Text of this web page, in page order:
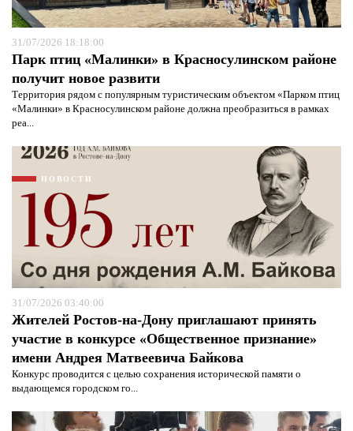
31/07/2026 18:18:00
Парк птиц «Малинки» в Красносулинском районе
получит новое развити
Территория рядом с популярным туристическим объектом «Парком птиц
«Малинки» в Красносулинском районе должна преобразиться в рамках
реа...
НОВОСТИ
31/07/2026 03:40:00
Жителей Ростов-на-Дону приглашают принять
участие в конкурсе «Общественное признание»
имени Андрея Матвеевича Байкова
Конкурс проводится с целью сохранения исторической памяти о
выдающемся городском го...
Я согласен с
защиты информации*
Я согласен сполитикой конфиденциальности и
защиты информации*